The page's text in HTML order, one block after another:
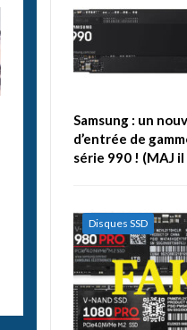
Samsung : un
d’entrée de
série 990 ! (MAJ il
Disques SSD